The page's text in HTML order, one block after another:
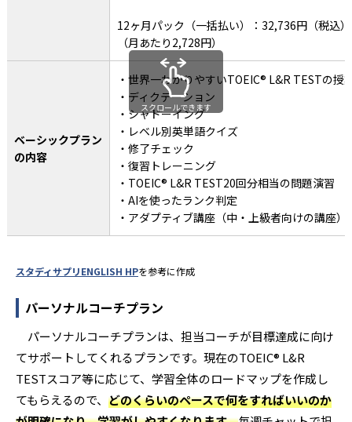
12ヶ月パック（一括払い）：32,736円（税込）
（月あたり2,728円）
ベーシックプラン
の内容
・世界一わかりやすいTOEIC® L&R TESTの授
・ディクテーション
・シャドーイング
・レベル別英単語クイズ
・修了チェック
・復習トレーニング
・TOEIC® L&R TEST20回分相当の問題演習
・AIを使ったランク判定
・アダプティブ講座（中・上級者向けの講座）
スクロールできます
スタディサプリENGLISH HPを参考に作成
パーソナルコーチプラン
パーソナルコーチプランは、担当コーチが目標達成に向け
てサポートしてくれるプランです。現在のTOEIC® L&R
TESTスコア等に応じて、学習全体のロードマップを作成し
てもらえるので、 どのくらいのペースで何をすればいいのか